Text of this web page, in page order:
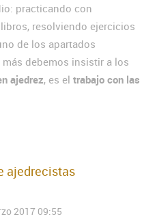
practicando con
resolviendo ejercicios
de los apartados
debemos insistir a los
ajedrez, es el trabajo con las
ajedrecistas
2017 09:55